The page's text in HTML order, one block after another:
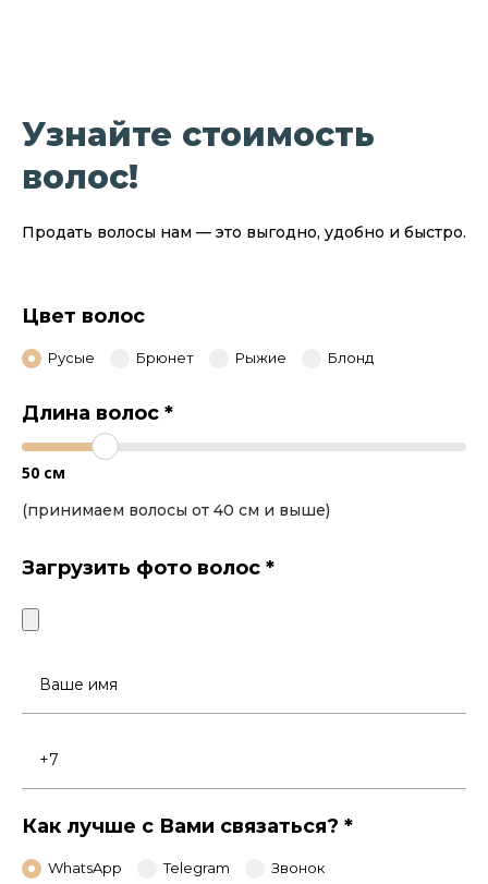
Узнайте стоимость
волос!
Продать волосы нам — это выгодно, удобно и быстро.
Цвет волос
Русые Брюнет Рыжие Блонд
Длина волос *
50 см
(принимаем волосы от 40 см и выше)
Загрузить фото волос *
Ваше
имя
Номер
телефона
Как лучше с Вами связаться? *
WhatsApp Telegram Звонок